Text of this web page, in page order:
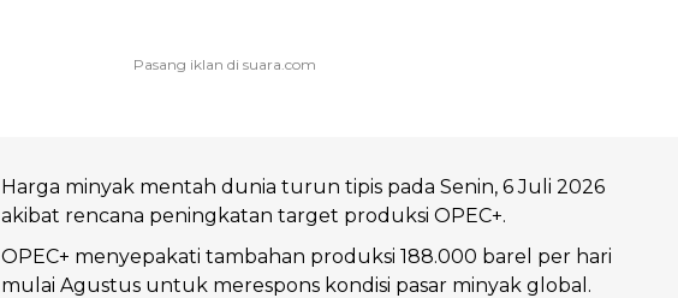
Harga minyak mentah dunia turun tipis pada Senin, 6 Juli 2026
akibat rencana peningkatan target produksi OPEC+.
OPEC+ menyepakati tambahan produksi 188.000 barel per hari
mulai Agustus untuk merespons kondisi pasar minyak global.